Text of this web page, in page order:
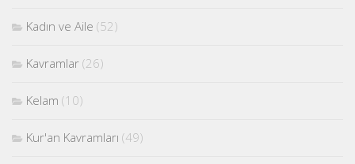
Kadın ve Aile (52)
Kavramlar (26)
Kelam (10)
Kur'an Kavramları (49)